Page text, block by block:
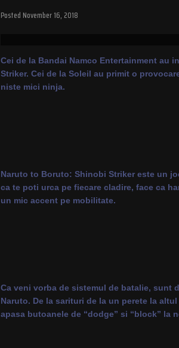
Posted November 16, 2018
Cei de la Bandai Namco Entertainment au
Striker. Cei de la Soleil au primit o
niste mici ninja.
Naruto to Boruto: Shinobi Striker este un
ca te poti urca pe fiecare cladire, face ca
un mic accent pe mobilitate.
Ca veni vorba de sistemul de batalie, sunt
Naruto. De la sarituri de la un perete la
apasa butoanele de “dodge” si “block” la